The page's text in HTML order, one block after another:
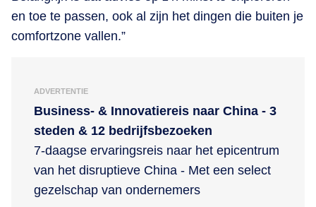
en toe te passen, ook al zijn het dingen die buiten je
comfortzone vallen.”
ADVERTENTIE
Business- & Innovatiereis naar China - 3
steden & 12 bedrijfsbezoeken
7-daagse ervaringsreis naar het epicentrum
van het disruptieve China - Met een select
gezelschap van ondernemers